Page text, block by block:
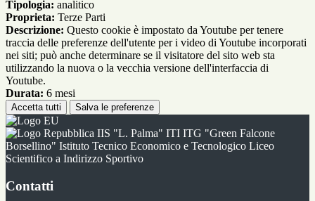
Tipologia: analitico
Proprieta: Terze Parti
Descrizione: Questo cookie è impostato da Youtube per tenere
traccia delle preferenze dell'utente per i video di Youtube incorporati
nei siti; può anche determinare se il visitatore del sito web sta
utilizzando la nuova o la vecchia versione dell'interfaccia di
Youtube.
Durata: 6 mesi
Accetta tutti Salva le preferenze
IIS "L. Palma" ITI ITG "Green Falcone
Borsellino" Istituto Tecnico Economico e Tecnologico Liceo
Scientifico a Indirizzo Sportivo
Contatti